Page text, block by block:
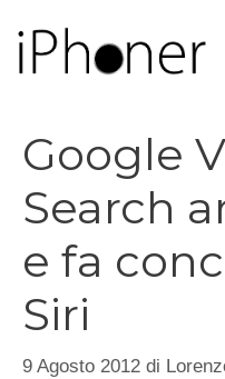
contenuto
Google
Search
e fa
Siri
9 Agosto 2012 di